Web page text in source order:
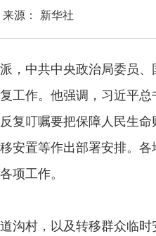
源： 新华社
，中共中央政治局委员
工作。他强调，习近平
复叮嘱要把保障人民生
安置等作出部署安排。
项工作。
村，以及转移群众临时